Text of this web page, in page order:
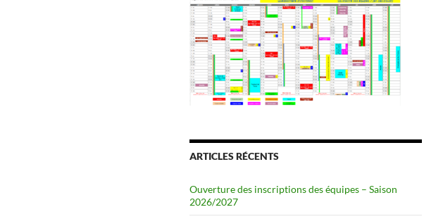
ARTICLES RÉCENTS
Ouverture des inscriptions des équipes – Saison
2026/2027